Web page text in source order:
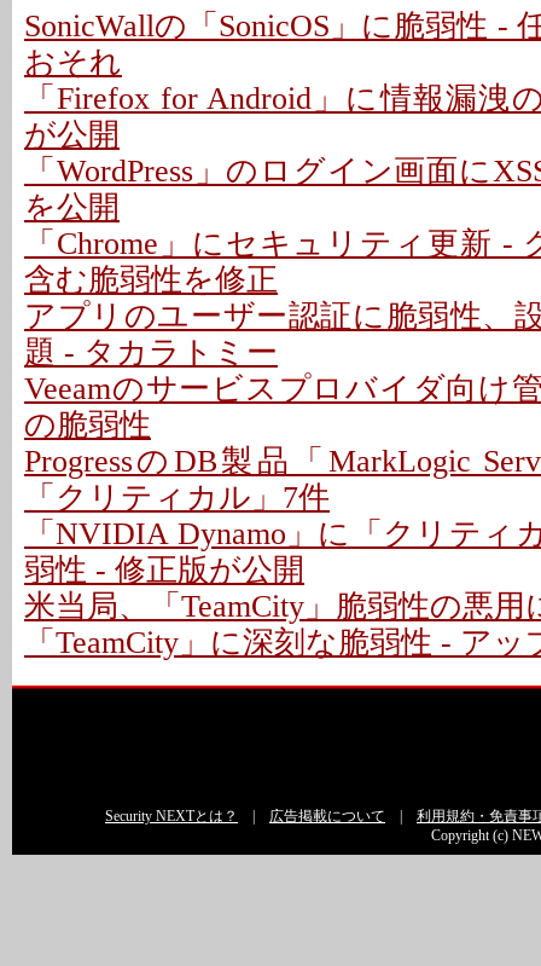
SonicWallの「SonicOS」に脆弱性 -
おそれ
「Firefox for Android」に情報漏洩
が公開
「WordPress」のログイン画面に
を公開
「Chrome」にセキュリティ更新 -
含む脆弱性を修正
アプリのユーザー認証に脆弱性、
題 - タカラトミー
Veeamのサービスプロバイダ向け
の脆弱性
ProgressのDB製品「MarkLogic
「クリティカル」7件
「NVIDIA Dynamo」に「クリティ
弱性 - 修正版が公開
米当局、「TeamCity」脆弱性の悪用
「TeamCity」に深刻な脆弱性 - ア
Security NEXTとは？ 広告掲載について
利用規約・免責事
Copyright (c)